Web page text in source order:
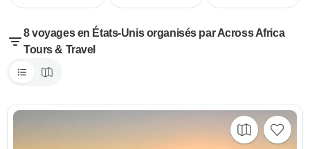
8 voyages en États-Unis organisés par Across Africa
Tours & Travel